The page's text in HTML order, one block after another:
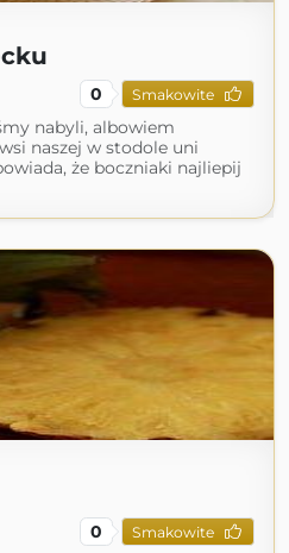
0 Smakowite
nabyli, albowiem
naszej w stodole uni
że boczniaki najliepij
0 Smakowite